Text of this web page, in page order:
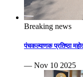
Breaking news
पंचकल्याणक प्रतिष्ठा
— Nov 10 2025